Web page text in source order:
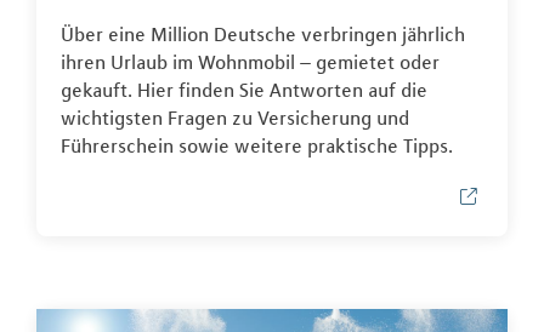
Über eine Million Deutsche verbringen jährlich
ihren Urlaub im Wohnmobil – gemietet oder
gekauft. Hier finden Sie Antworten auf die
wichtigsten Fragen zu Versicherung und
Führerschein sowie weitere praktische Tipps.